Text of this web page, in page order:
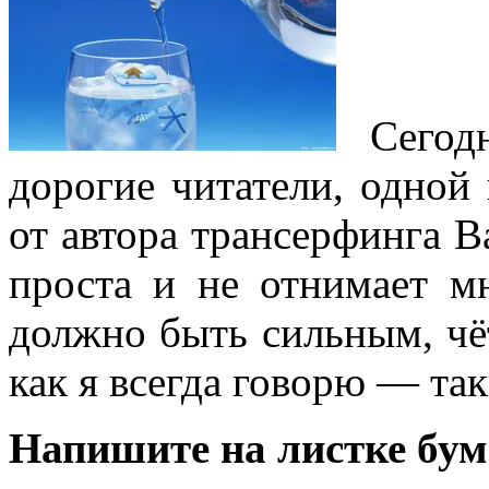
дорогие читатели,
от автора трансерфинга
проста и не отнимает
должно быть сильным,
как я всегда говорю —
На­пишите на листке